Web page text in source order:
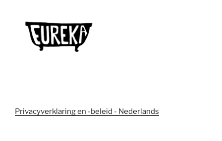
Privacyverklaring en -beleid - Nederlands